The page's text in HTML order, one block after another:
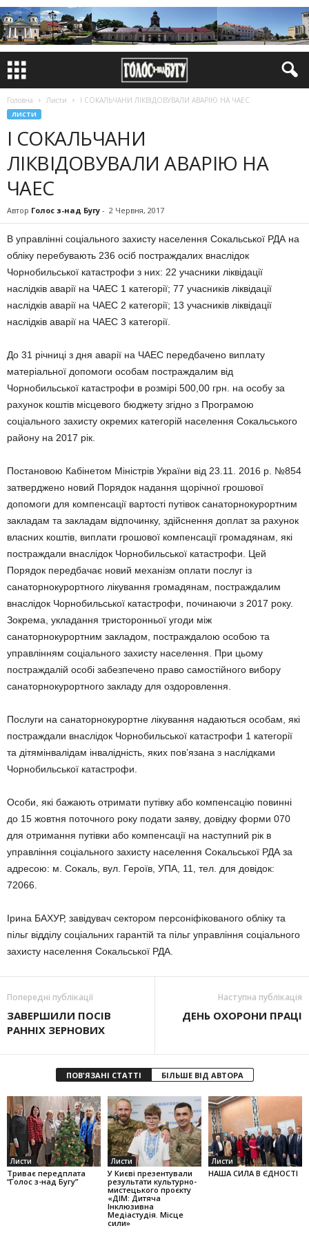
Головна Листи І СОКАЛЬЧАНИ ЛІКВІДОВУВАЛИ АВАРІЮ НА ЧАЕС
ЛИСТИ
І СОКАЛЬЧАНИ
ЛІКВІДОВУВАЛИ АВАРІЮ НА
ЧАЕС
Автор Голос з-над Бугу - 2 Червня, 2017
В управлінні соціального захисту населення Сокальської РДА на
обліку перебувають 236 осіб постраждалих внаслідок
Чорнобильської катастрофи з них: 22 учасники ліквідації
наслідків аварії на ЧАЕС 1 категорії; 77 учасників ліквідації
наслідків аварії на ЧАЕС 2 категорії; 13 учасників ліквідації
наслідків аварії на ЧАЕС 3 категорії.
До 31 річниці з дня аварії на ЧАЕС передбачено виплату
матеріальної допомоги особам постраждалим від
Чорнобильської катастрофи в розмірі 500,00 грн. на особу за
рахунок коштів місцевого бюджету згідно з Програмою
соціального захисту окремих категорій населення Сокальського
району на 2017 рік.
Постановою Кабінетом Міністрів України від 23.11. 2016 р. №854
затверджено новий Порядок надання щорічної грошової
допомоги для компенсації вартості путівок санаторнокурортним
закладам та закладам відпочинку, здійснення доплат за рахунок
власних коштів, виплати грошової компенсації громадянам, які
постраждали внаслідок Чорнобильської катастрофи. Цей
Порядок передбачає новий механізм оплати послуг із
санаторнокурортного лікування громадянам, постраждалим
внаслідок Чорнобильської катастрофи, починаючи з 2017 року.
Зокрема, укладання тристоронньої угоди між
санаторнокурортним закладом, постраждалою особою та
управлінням соціального захисту населення. При цьому
постраждалій особі забезпечено право самостійного вибору
санаторнокурортного закладу для оздоровлення.
Послуги на санаторнокурортне лікування надаються особам, які
постраждали внаслідок Чорнобильської катастрофи 1 категорії
та дітямінвалідам інвалідність, яких пов’язана з наслідками
Чорнобильської катастрофи.
Особи, які бажають отримати путівку або компенсацію повинні
до 15 жовтня поточного року подати заяву, довідку форми 070
для отримання путівки або компенсації на наступний рік в
управління соціального захисту населення Сокальської РДА за
адресою: м. Сокаль, вул. Героїв, УПА, 11, тел. для довідок:
72066.
Ірина БАХУР, завідувач сектором персоніфікованого обліку та
пільг відділу соціальних гарантій та пільг управління соціального
захисту населення Сокальської РДА.
Попередні публікації
ЗАВЕРШИЛИ ПОСІВ
РАННІХ ЗЕРНОВИХ
Наступна публікація
ДЕНЬ ОХОРОНИ ПРАЦІ
ПОВ'ЯЗАНІ СТАТТІ БІЛЬШЕ ВІД АВТОРА
Листи
Триває передплата
“Голос з-над Бугу”
Листи
У Києві презентували
результати культурно-
мистецького проєкту
«ДІМ: Дитяча
Інклюзивна
Медіастудія. Місце
сили»
Листи
НАША СИЛА В ЄДНОСТІ